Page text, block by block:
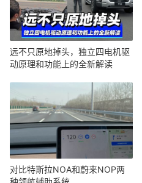
远不只原地掉头，独立四电机驱
动原理和功能上的全新解读
对比特斯拉NOA和蔚来NOP两